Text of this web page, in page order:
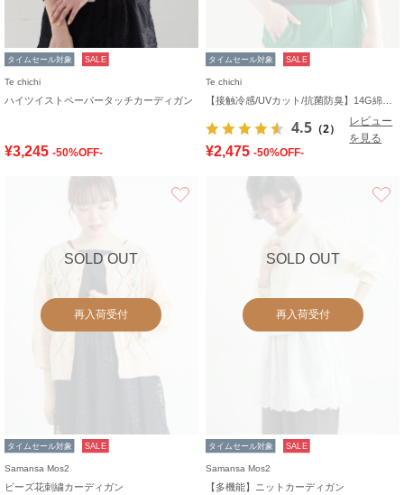
タイムセール対象 SALE
Te chichi
ハイツイストペーパータッチカーディガン
¥3,245 -50%OFF-
タイムセール対象 SALE
Te chichi
4.5 （2）
レビュー
を見る
¥2,475 -50%OFF-
SOLD OUT
再入荷受付
タイムセール対象 SALE
Samansa Mos2
ビーズ花刺繍カーディガン
SOLD OUT
再入荷受付
タイムセール対象 SALE
Samansa Mos2
【多機能】ニットカーディガン